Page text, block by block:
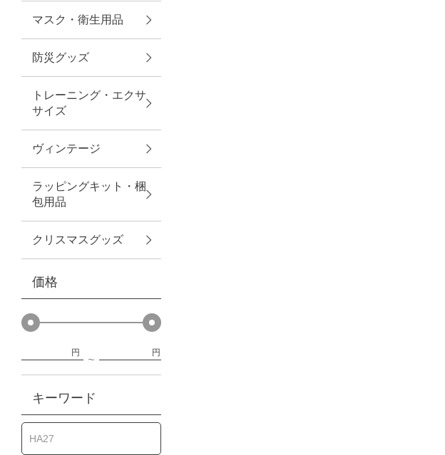
スマホケース・アクセサリー
ポーチ
ステーショナリー
その他
紅茶・フード
防災グッズ・非常食
トレーニング
ヴィンテージ
マスク・衛生用品
防災グッズ
トレーニング・エクサ
サイズ
ヴィンテージ
ラッピングキット・梱
包用品
クリスマスグッズ
価格
円 円
キーワード